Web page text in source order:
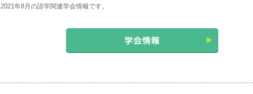
2021年8月の語学関連学会情報です。